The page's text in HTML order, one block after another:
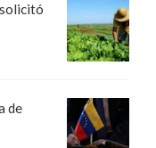
de